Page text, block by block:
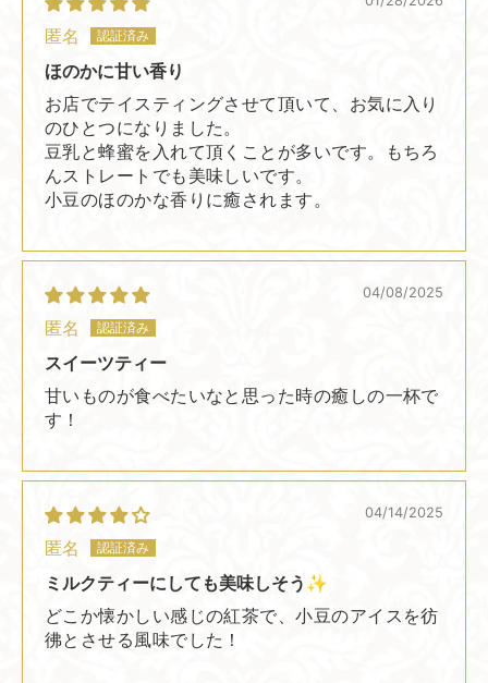
匿名
ほのかに甘い香り
お店でテイスティングさせて頂いて、お気に入り
のひとつになりました。
豆乳と蜂蜜を入れて頂くことが多いです。もちろ
んストレートでも美味しいです。
小豆のほのかな香りに癒されます。
04/08/2025
匿名
スイーツティー
甘いものが食べたいなと思った時の癒しの一杯で
す！
04/14/2025
匿名
ミルクティーにしても美味しそう✨️
どこか懐かしい感じの紅茶で、小豆のアイスを彷
彿とさせる風味でした！